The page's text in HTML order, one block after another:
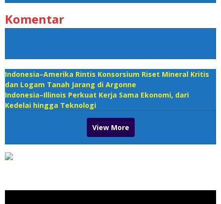
Komentar
Indonesia–Amerika Rintis Konsorsium Riset Mineral Kritis
dan Logam Tanah Jarang di Argonne
Indonesia–Illinois Perkuat Kerja Sama Ekonomi, dari
Kedelai hingga Teknologi
View More